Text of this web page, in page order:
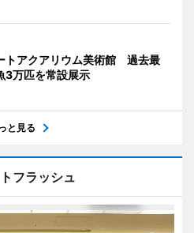
トアクアリウム美術館 過去最
3万匹を常設展示
と見る
フラッシュ